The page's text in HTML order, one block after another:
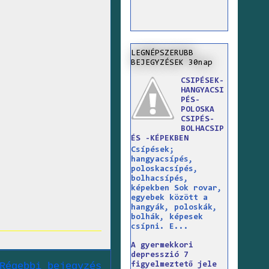
Régebbi bejegyzés
LEGNÉPSZERUBB
BEJEGYZÉSEK 30nap
CSIPÉSEK-
HANGYACSI
PÉS-
POLOSKA
CSIPÉS-
BOLHACSIP
ÉS -KÉPEKBEN
Csípések;
hangyacsípés,
poloskacsípés,
bolhacsípés,
képekben Sok rovar,
egyebek között a
hangyák, poloskák,
bolhák, képesek
csípni. E...
A gyermekkori
depresszió 7
figyelmeztető jele